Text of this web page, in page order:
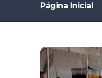
Página Inicial